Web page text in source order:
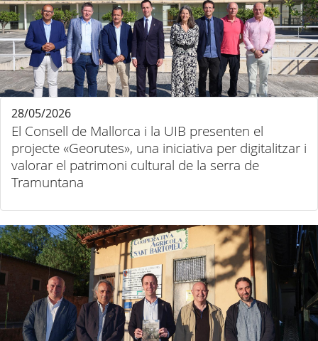
El Consell de Mallorca i la UIB presenten el
projecte «Georutes», una iniciativa per digitalitzar i
valorar el patrimoni cultural de la serra de
Tramuntana
28/05/2026